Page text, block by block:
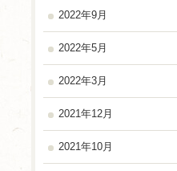
2022年9月
2022年5月
2022年3月
2021年12月
2021年10月